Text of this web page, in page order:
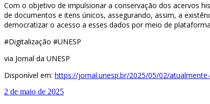
Com o objetivo de impulsionar a conservação dos acervos
de documentos e itens únicos, assegurando, assim, a
democratizar o acesso a esses dados por meio de
#Digitalização #UNESP
via Jornal da UNESP
Disponível em: https://jornal.unesp.br/2025/05/02/
2 de maio de 2025